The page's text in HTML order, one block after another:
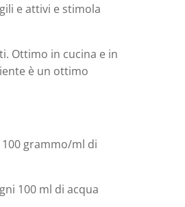
e attivi e stimola
Ottimo in cucina e in
è un ottimo
grammo/ml di
100 ml di acqua